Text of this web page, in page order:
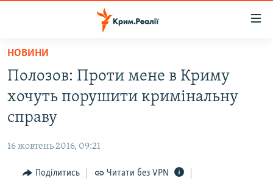
Перейти
основного
матеріалу
Перейти
до
основної
Перейти
ВІДЕО ТА ФОТО
БЛОГИ
ПОГЛЯД
НОВИНИ
Полозов: Проти мене в Криму
хочуть порушити кримінальну
справу
16 жовтень 2016, 09:21
Поділитись Читати без VPN